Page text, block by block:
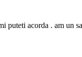
puteti acorda . am un